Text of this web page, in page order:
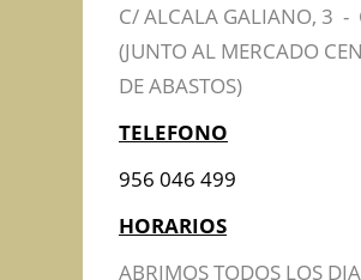
C/ ALCALA GALIANO, 3 -
(JUNTO AL MERCADO
DE ABASTOS)
TELEFONO
956 046 499
HORARIOS
ABRIMOS TODOS LOS